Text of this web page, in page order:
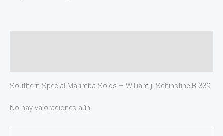
Southern Special Marimba Solos – William j. Schinstine B-339
No hay valoraciones aún.